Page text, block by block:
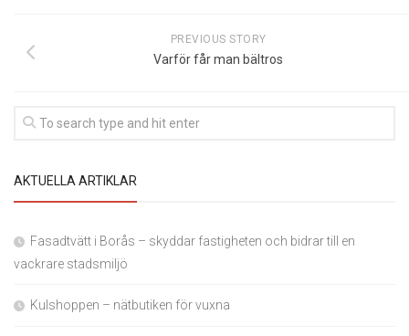
PREVIOUS STORY
Varför får man bältros
AKTUELLA ARTIKLAR
Fasadtvätt i Borås – skyddar fastigheten och bidrar till en
vackrare stadsmiljö
Kulshoppen – nätbutiken för vuxna